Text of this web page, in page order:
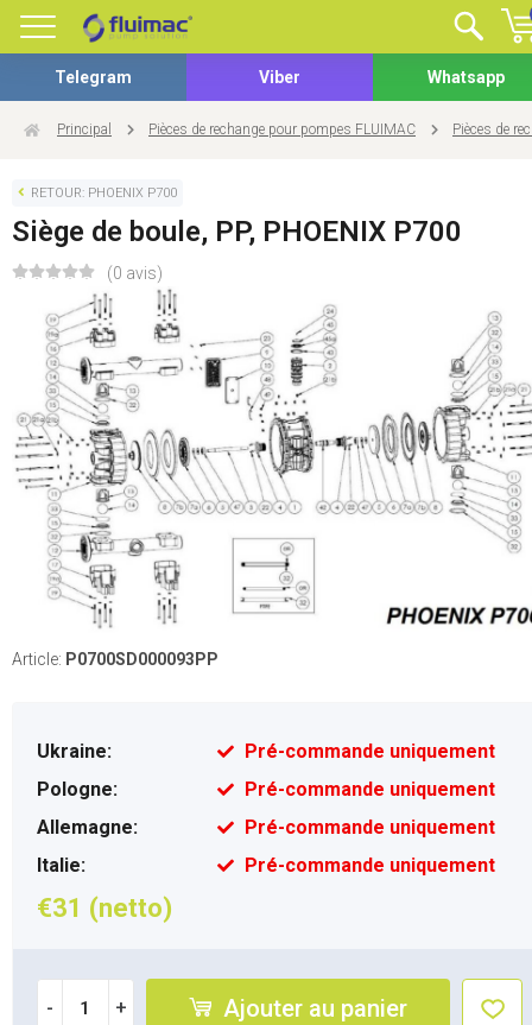
Telegram Viber Whatsapp
Principal Pièces de rechange pour pompes FLUIMAC Pièces de
RETOUR: PHOENIX P700
Siège de boule, PP, PHOENIX P700
(0 avis)
Article: P0700SD000093PP
Ukraine:
Pré-commande uniquement
Pologne:
Pré-commande uniquement
Allemagne:
Pré-commande uniquement
Italie:
Pré-commande uniquement
€31 (netto)
- + Ajouter au panier